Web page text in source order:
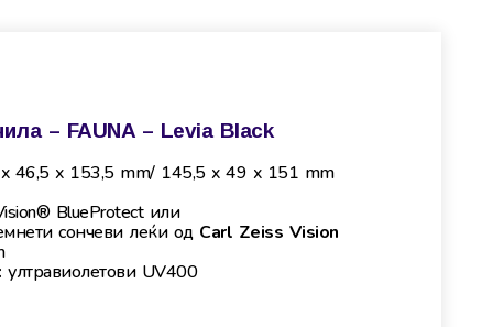
– FAUNA – Levia Black
46,5 x 153,5 mm/ 145,5 x 49 x 151 mm
BlueProtect или
сончеви леќи од Carl Zeiss Vision
ултравиолетови UV400